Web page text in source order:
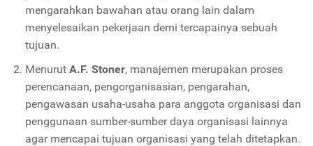
mengarahkan bawahan atau orang lain dalam
menyelesaikan pekerjaan demi tercapainya sebuah
tujuan.
Menurut A.F. Stoner, manajemen merupakan proses
perencanaan, pengorganisasian, pengarahan,
pengawasan usaha-usaha para anggota organisasi dan
penggunaan sumber-sumber daya organisasi lainnya
agar mencapai tujuan organisasi yang telah ditetapkan.